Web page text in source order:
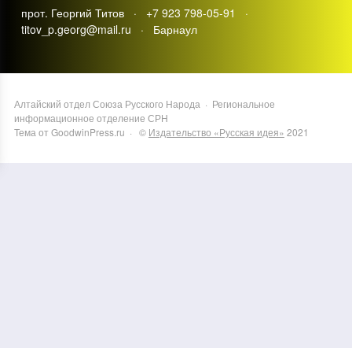
прот. Георгий Титов · +7 923 798-05-91 ·
titov_p.georg@mail.ru · Барнаул
Алтайский отдел Союза Русского Народа · Региональное
информационное отделение СРН
Тема от GoodwinPress.ru · © Издательство «Русская идея» 2021